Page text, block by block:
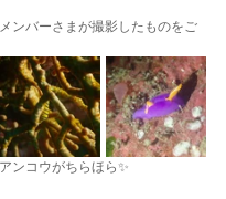
ンバーさまが撮影したものをご
ンコウがちらほら✨